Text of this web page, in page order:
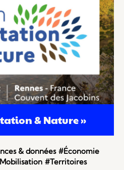
& Nature »
& données #Économie
#Territoires